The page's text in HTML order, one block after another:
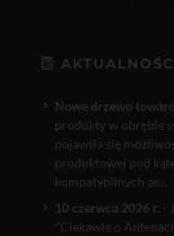
Nowe drzewo
produkty w obrębie
pojawiła się
produktowej pod
kompatybilnych ze...
10 czerwca 2026 r. -
"Ciekawie o